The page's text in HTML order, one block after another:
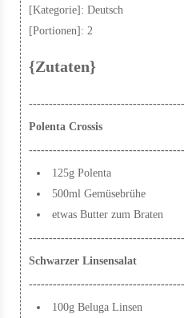
[Kategorie]: Deutsch
[Portionen]: 2
{Zutaten}
Polenta Crossis
125g Polenta
500ml Gemüsebrühe
etwas Butter zum Braten
Schwarzer Linsensalat
100g Beluga Linsen